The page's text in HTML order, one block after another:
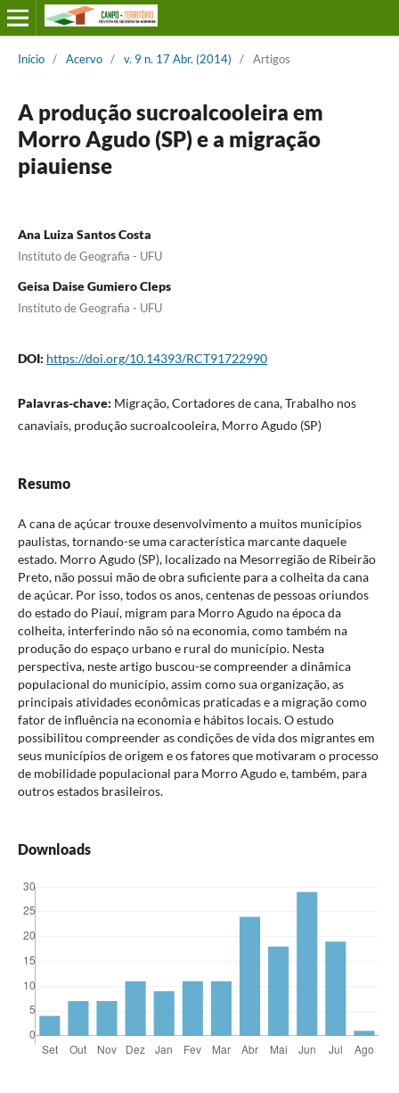
Início / Acervo / v. 9 n. 17 Abr. (2014) / Artigos
A produção sucroalcooleira em
Morro Agudo (SP) e a migração
piauiense
Ana Luiza Santos Costa
Instituto de Geografia - UFU
Geisa Daise Gumiero Cleps
Instituto de Geografia - UFU
DOI: https://doi.org/10.14393/RCT91722990
Palavras-chave: Migração, Cortadores de cana, Trabalho nos
canaviais, produção sucroalcooleira, Morro Agudo (SP)
Resumo
A cana de açúcar trouxe desenvolvimento a muitos municípios
paulistas, tornando-se uma característica marcante daquele
estado. Morro Agudo (SP), localizado na Mesorregião de Ribeirão
Preto, não possui mão de obra suficiente para a colheita da cana
de açúcar. Por isso, todos os anos, centenas de pessoas oriundos
do estado do Piauí, migram para Morro Agudo na época da
colheita, interferindo não só na economia, como também na
produção do espaço urbano e rural do município. Nesta
perspectiva, neste artigo buscou-se compreender a dinâmica
populacional do município, assim como sua organização, as
principais atividades econômicas praticadas e a migração como
fator de influência na economia e hábitos locais. O estudo
possibilitou compreender as condições de vida dos migrantes em
seus municípios de origem e os fatores que motivaram o processo
de mobilidade populacional para Morro Agudo e, também, para
outros estados brasileiros.
Downloads